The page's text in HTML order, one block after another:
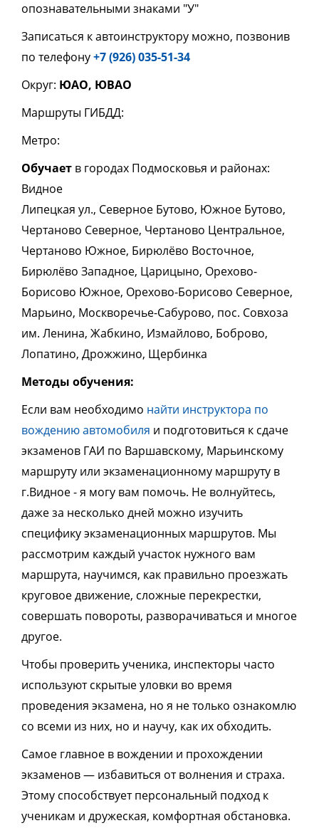
опознавательными знаками "У"
Записаться к автоинструктору можно, позвонив
по телефону+7 (926) 035-51-34
Округ: ЮАО, ЮВАО
Маршруты ГИБДД:
Метро:
Обучает в городах Подмосковья и районах:
Видное
Липецкая ул., Северное Бутово, Южное Бутово,
Чертаново Северное, Чертаново Центральное,
Чертаново Южное, Бирюлёво Восточное,
Бирюлёво Западное, Царицыно, Орехово-
Борисово Южное, Орехово-Борисово Северное,
Марьино, Москворечье-Сабурово, пос. Совхоза
им. Ленина, Жабкино, Измайлово, Боброво,
Лопатино, Дрожжино, Щербинка
Методы обучения:
Если вам необходимо найти инструктора по
вождению автомобиля и подготовиться к сдаче
экзаменов ГАИ по Варшавскому, Марьинскому
маршруту или экзаменационному маршруту в
г.Видное - я могу вам помочь. Не волнуйтесь,
даже за несколько дней можно изучить
специфику экзаменационных маршрутов. Мы
рассмотрим каждый участок нужного вам
маршрута, научимся, как правильно проезжать
круговое движение, сложные перекрестки,
совершать повороты, разворачиваться и многое
другое.
Чтобы проверить ученика, инспекторы часто
используют скрытые уловки во время
проведения экзамена, но я не только ознакомлю
со всеми из них, но и научу, как их обходить.
Самое главное в вождении и прохождении
экзаменов — избавиться от волнения и страха.
Этому способствует персональный подход к
ученикам и дружеская, комфортная обстановка.